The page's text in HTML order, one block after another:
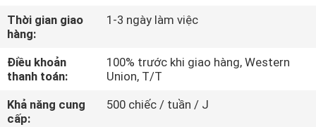
THAM
QUAN
NHÀ
MÁY
Thời gian giao
hàng:
1-3 ngày làm việc
Điều khoản
thanh toán:
100% trước khi giao hàng, Western
Union, T/T
Khả năng cung
cấp:
500 chiếc / tuần / J